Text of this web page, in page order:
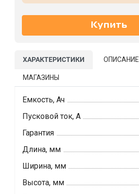
ХАРАКТЕРИСТИКИ ОПИСАНИЕ
МАГАЗИНЫ
Емкость, Ач
Пусковой ток, А
Гарантия
Длина, мм
Ширина, мм
Высота, мм